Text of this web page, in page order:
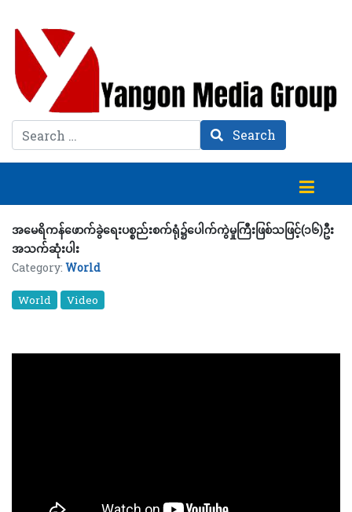
Search Search
အမေရိကန်ဖောက်ခွဲရေးပစ္စည်းစက်ရုံ၌ပေါက်ကွဲမှုကြီးဖြစ်သဖြင့်(၁၆)ဦး
အသက်ဆုံးပါး
Category: World
World Video